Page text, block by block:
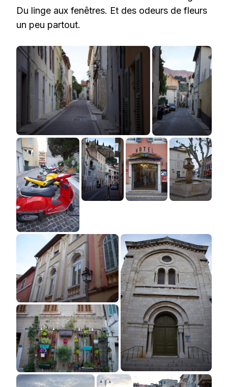
Du linge aux fenêtres. Et des odeurs de fleurs
un peu partout.